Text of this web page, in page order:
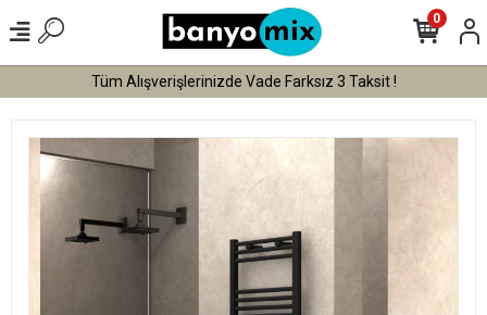
Tüm Alışverişlerinizde Vade Farksız 3 Taksit !
0